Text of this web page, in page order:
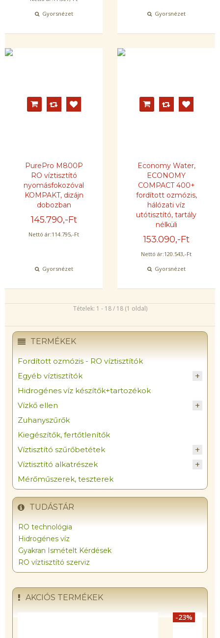
Gyorsnézet
Gyorsnézet
PurePro M800P
RO víztisztító
nyomásfokozóval
KOMPAKT, dizájn
dobozban
145.790,-Ft
Nettó ár:114.795,-Ft
Gyorsnézet
Economy Water,
ECONOMY
COMPACT 400+
fordított ozmózis,
hálózati víz
utótisztító, tartály
nélküli
153.090,-Ft
Nettó ár:120.543,-Ft
Gyorsnézet
Tételek: 1 - 18 / 18 (1 oldal)
TERMÉKEK
Fordított ozmózis - RO víztisztítók
Egyéb víztisztítók
Hidrogénes víz készítők+tartozékok
Vízkő ellen
Zuhanyszűrők
Kiegészítők, fertőtlenítők
Víztisztító szűrőbetétek
Víztisztító alkatrészek
Mérőműszerek, teszterek
TUDÁSTÁR
RO technológia
Hidrogénes víz
Gyakran Ismételt Kérdések
RO víztisztító szerviz
AKCIÓS TERMÉKEK